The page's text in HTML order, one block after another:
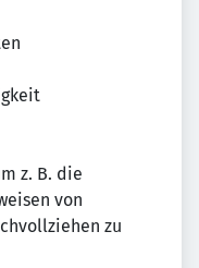
z. B. die
von
zu